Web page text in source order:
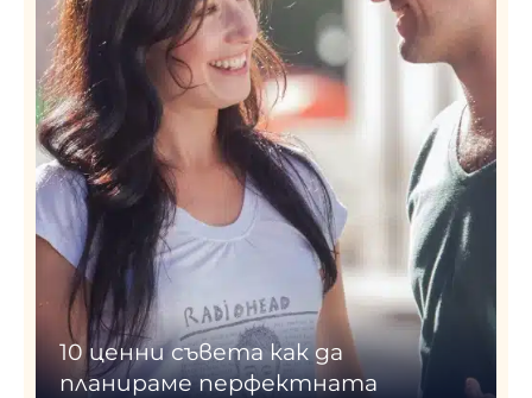
10 ценни съвета как да
планираме перфектната